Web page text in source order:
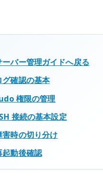
バー管理ガイドへ戻る
確認の基本
権限の管理
接続の基本設定
時の切り分け
動後確認